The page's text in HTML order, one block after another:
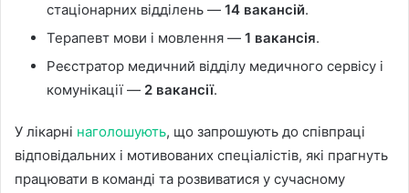
стаціонарних відділень — 14 вакансій.
Терапевт мови і мовлення — 1 вакансія.
Реєстратор медичний відділу медичного сервісу і
комунікації — 2 вакансії.
У лікарні наголошують, що запрошують до співпраці
відповідальних і мотивованих спеціалістів, які прагнуть
працювати в команді та розвиватися у сучасному